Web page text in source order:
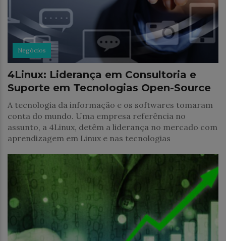
Negócios
4Linux: Liderança em Consultoria e
Suporte em Tecnologias Open-Source
A tecnologia da informação e os softwares tomaram
conta do mundo. Uma empresa referência no
assunto, a 4Linux, detêm a liderança no mercado com
aprendizagem em Linux e nas tecnologias